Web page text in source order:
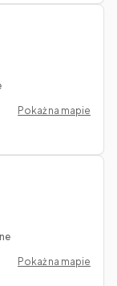
Pokaż na mapie
Pokaż na mapie